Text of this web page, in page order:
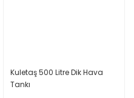
Kuletaş 500 Litre Dik Hava
Tankı